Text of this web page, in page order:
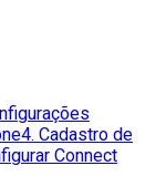
4. Cadastro de
Connect